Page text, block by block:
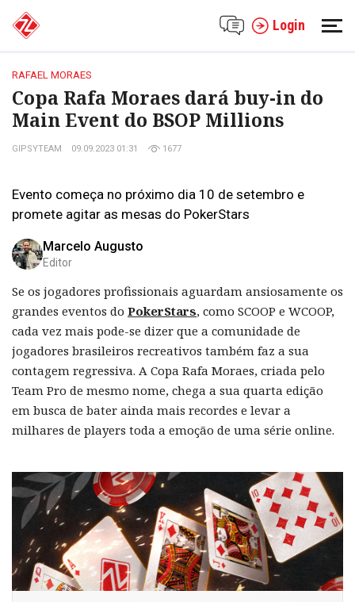
Login
RAFAEL MORAES
Copa Rafa Moraes dará buy-in do
Main Event do BSOP Millions
GIPSYTEAM 09.09.2023 01:31 1677
Evento começa no próximo dia 10 de setembro e
promete agitar as mesas do PokerStars
Marcelo Augusto
Editor
Se os jogadores profissionais aguardam ansiosamente os
grandes eventos do PokerStars, como SCOOP e WCOOP,
cada vez mais pode-se dizer que a comunidade de
jogadores brasileiros recreativos também faz a sua
contagem regressiva. A Copa Rafa Moraes, criada pelo
Team Pro de mesmo nome, chega a sua quarta edição
em busca de bater ainda mais recordes e levar a
milhares de players toda a emoção de uma série online.